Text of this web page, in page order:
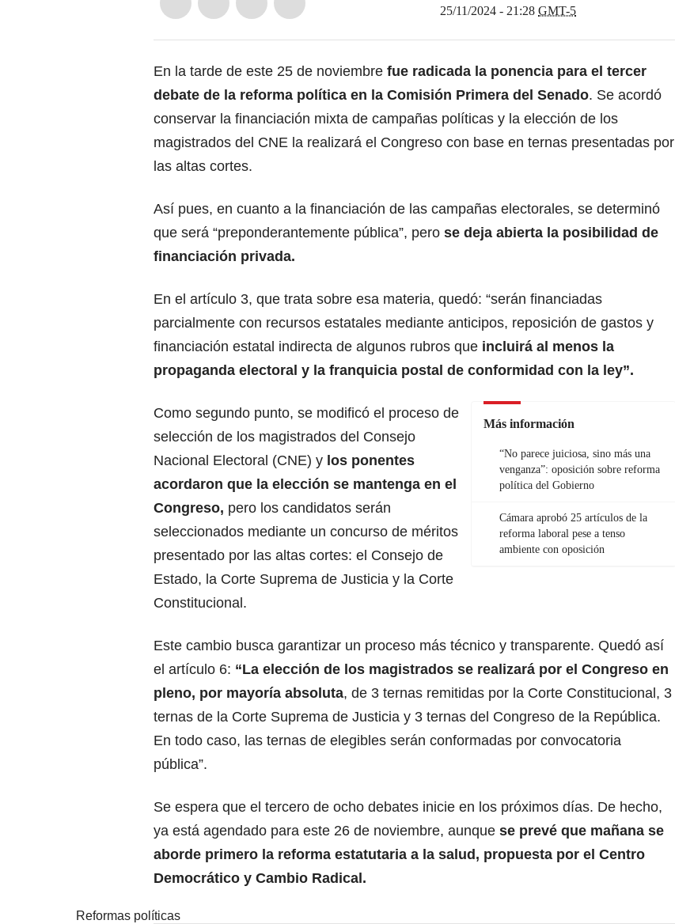
25/11/2024 - 21:28 GMT-5
En la tarde de este 25 de noviembre fue radicada la ponencia para el tercer
debate de la reforma política en la Comisión Primera del Senado. Se acordó
conservar la financiación mixta de campañas políticas y la elección de los
magistrados del CNE la realizará el Congreso con base en ternas presentadas por
las altas cortes.
Así pues, en cuanto a la financiación de las campañas electorales, se determinó
que será “preponderantemente pública”, pero se deja abierta la posibilidad de
financiación privada.
En el artículo 3, que trata sobre esa materia, quedó: “serán financiadas
parcialmente con recursos estatales mediante anticipos, reposición de gastos y
financiación estatal indirecta de algunos rubros que incluirá al menos la
propaganda electoral y la franquicia postal de conformidad con la ley”.
Más información
“No parece juiciosa, sino más una
venganza”: oposición sobre reforma
política del Gobierno
Cámara aprobó 25 artículos de la
reforma laboral pese a tenso
ambiente con oposición
Como segundo punto, se modificó el proceso de
selección de los magistrados del Consejo
Nacional Electoral (CNE) y los ponentes
acordaron que la elección se mantenga en el
Congreso, pero los candidatos serán
seleccionados mediante un concurso de méritos
presentado por las altas cortes: el Consejo de
Estado, la Corte Suprema de Justicia y la Corte
Constitucional.
Este cambio busca garantizar un proceso más técnico y transparente. Quedó así
el artículo 6: “La elección de los magistrados se realizará por el Congreso en
pleno, por mayoría absoluta, de 3 ternas remitidas por la Corte Constitucional, 3
ternas de la Corte Suprema de Justicia y 3 ternas del Congreso de la República.
En todo caso, las ternas de elegibles serán conformadas por convocatoria
pública”.
Se espera que el tercero de ocho debates inicie en los próximos días. De hecho,
ya está agendado para este 26 de noviembre, aunque se prevé que mañana se
aborde primero la reforma estatutaria a la salud, propuesta por el Centro
Democrático y Cambio Radical.
Reformas políticas